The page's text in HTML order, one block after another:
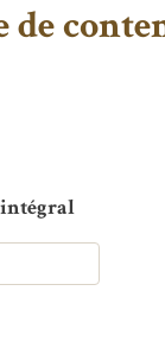
de
intégral